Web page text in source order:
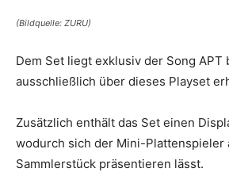
(Bildquelle: ZURU)
Dem Set liegt exklusiv der Song APT
ausschließlich über dieses Playset
Zusätzlich enthält das Set einen
wodurch sich der Mini-Plattenspieler
Sammlerstück präsentieren lässt.